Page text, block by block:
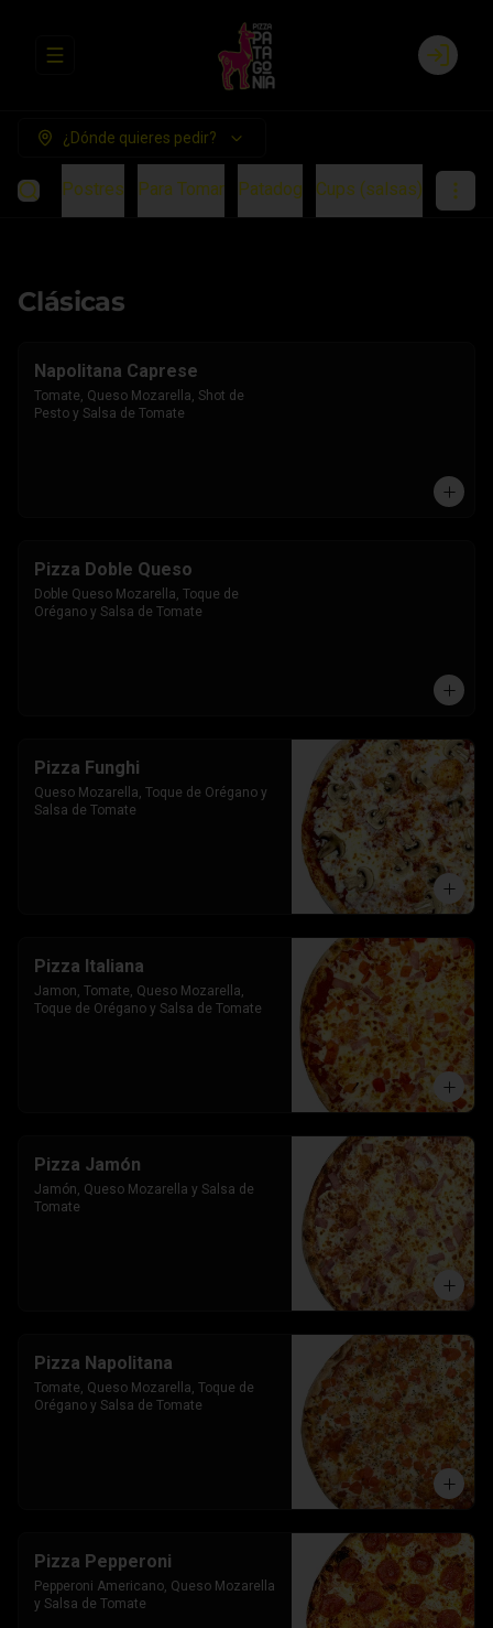
Abrir menu de navegación Login
¿Dónde quieres pedir?
Postres Para Tomar Patadog Cups (salsas)
Clásicas
Napolitana Caprese
Tomate, Queso Mozarella, Shot de
Pesto y Salsa de Tomate
Pizza Doble Queso
Doble Queso Mozarella, Toque de
Orégano y Salsa de Tomate
Pizza Funghi
Queso Mozarella, Toque de Orégano y
Salsa de Tomate
Pizza Italiana
Jamon, Tomate, Queso Mozarella,
Toque de Orégano y Salsa de Tomate
Pizza Jamón
Jamón, Queso Mozarella y Salsa de
Tomate
Pizza Napolitana
Tomate, Queso Mozarella, Toque de
Orégano y Salsa de Tomate
Pizza Pepperoni
Pepperoni Americano, Queso Mozarella
y Salsa de Tomate